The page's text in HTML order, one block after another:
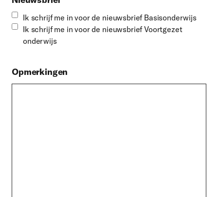
Ik schrijf me in voor de nieuwsbrief Basisonderwijs
Ik schrijf me in voor de nieuwsbrief Voortgezet
onderwijs
Opmerkingen